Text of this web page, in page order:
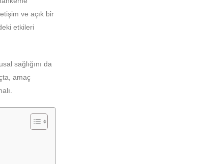
ve açık bir
etkileri
sağlığını da
amaç